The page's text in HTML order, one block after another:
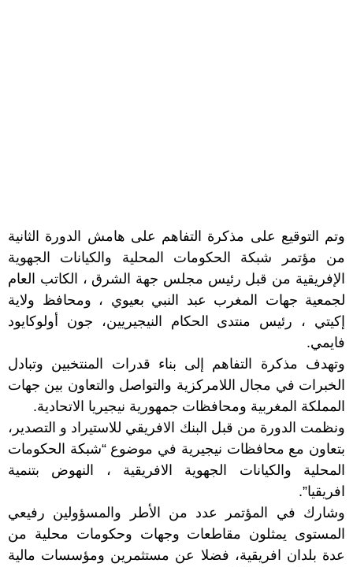
وتم التوقيع على مذكرة التفاهم على هامش الدورة الثانية
من مؤتمر شبكة الحكومات المحلية والكيانات الجهوية
الإفريقية من قبل رئيس مجلس جهة الشرق ، الكاتب العام
لجمعية جهات المغرب عبد النبي بعيوي ، ومحافظ ولاية
إكيتي ، رئيس منتدى الحكام النيجيريين، جون أولوكايود
فايمي.
وتهدف مذكرة التفاهم إلى بناء قدرات المنتخبين وتبادل
الخبرات في مجال اللامركزية والتواصل والتعاون بين جهات
المملكة المغربية ومحافظات جمهورية نيجيريا الاتحادية.
ونظمت الدورة من قبل البنك الافريقي للاستيراد و التصدير،
بتعاون مع محافظات نيجيرية في موضوع “شبكة الحكومات
المحلية والكيانات الجهوية الافريقية ، النهوض بتنمية
افريقيا”.
وشارك في المؤتمر عدد من الأطر والمسؤولين رفيعي
المستوى يمثلون مقاطعات وجهات وحكومات محلية من
عدة بلدان افريقية، فضلا عن مستثمرين ومؤسسات مالية